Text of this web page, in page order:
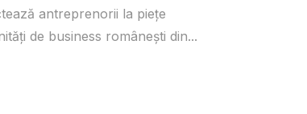
antreprenorii la piețe
de business românești din...